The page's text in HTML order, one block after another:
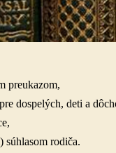
preukazom,
pre dospelých, deti a
,
súhlasom rodiča.